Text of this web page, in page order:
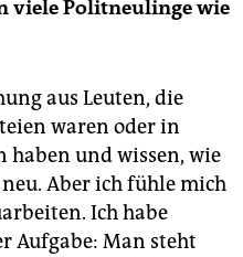
viele Politneulinge wie
aus Leuten, die
waren oder in
haben und wissen, wie
Aber ich fühle mich
Ich habe
Aufgabe: Man steht